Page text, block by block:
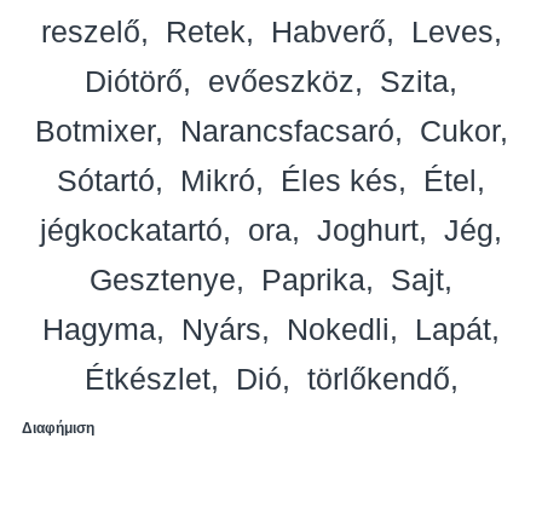
reszelő
Retek Habverő
Leves
Diótörő
evőeszköz
Szita
Botmixer
Narancsfacsaró
Cukor
Sótartó
Mikró Éles kés
Étel
jégkockatartó
ora Joghurt
Jég
Gesztenye
Paprika
Sajt
Hagyma
Nyárs Nokedli
Lapát
Étkészlet
Dió törlőkendő
Διαφήμιση